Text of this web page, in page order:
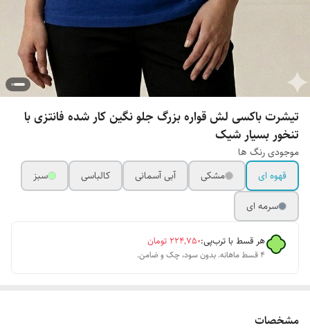
تیشرت باکسی لش قواره بزرگ جلو نگین کار شده فانتزی با
تنخور بسیار شیک
موجودی رنگ ها
قهوه ای
مشکی آبی آسمانی کالباسی
سبز
سرمه ای
هر قسط با ترب‌پی:۲۲۴٬۷۵۰ تومان
۴ قسط ماهانه. بدون سود، چک و ضامن.
مشخصات